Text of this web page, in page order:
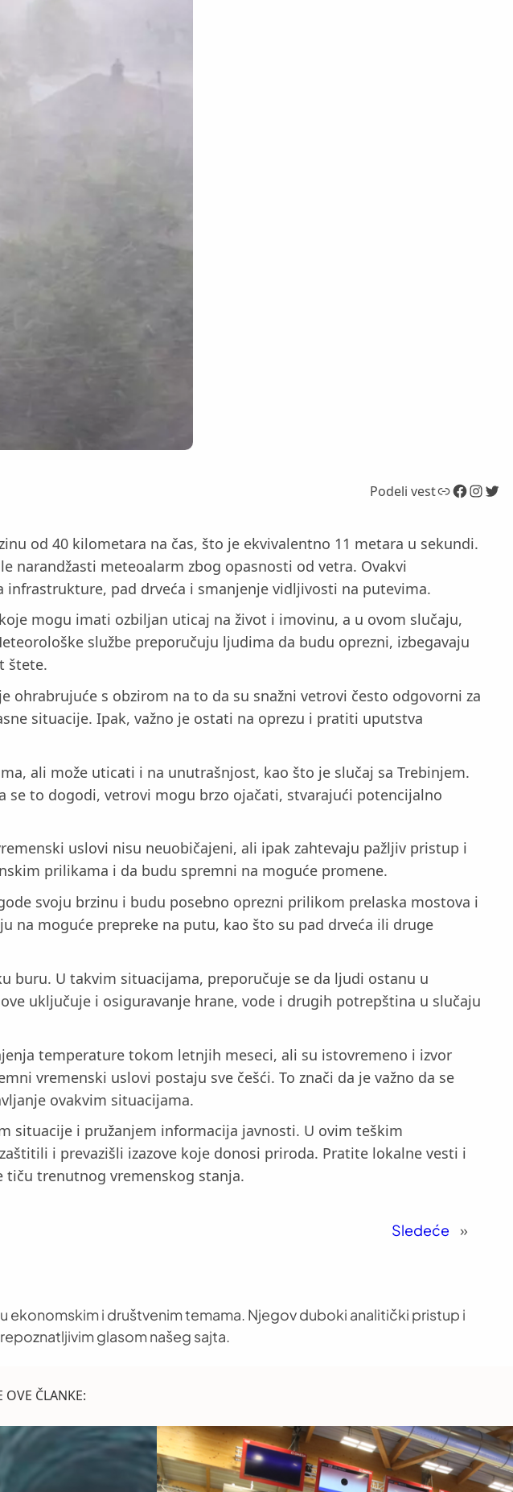
Podeli vestLink Facebook InstagramTwitter
od 40 kilometara na čas, što je ekvivalentno 11 metara u sekundi.
narandžasti meteoalarm zbog opasnosti od vetra. Ovakvi
pad drveća i smanjenje vidljivosti na putevima.
mogu imati ozbiljan uticaj na život i imovinu, a u ovom slučaju,
službe preporučuju ljudima da budu oprezni, izbegavaju
štete.
ohrabrujuće s obzirom na to da su snažni vetrovi često odgovorni za
situacije. Ipak, važno je ostati na oprezu i pratiti uputstva
ali može uticati i na unutrašnjost, kao što je slučaj sa Trebinjem.
se to dogodi, vetrovi mogu brzo ojačati, stvarajući potencijalno
uslovi nisu neuobičajeni, ali ipak zahtevaju pažljiv pristup i
prilikama i da budu spremni na moguće promene.
svoju brzinu i budu posebno oprezni prilikom prelaska mostova i
na moguće prepreke na putu, kao što su pad drveća ili druge
buru. U takvim situacijama, preporučuje se da ljudi ostanu u
uključuje i osiguravanje hrane, vode i drugih potrepština u slučaju
temperature tokom letnjih meseci, ali su istovremeno i izvor
vremenski uslovi postaju sve češći. To znači da je važno da se
ovakvim situacijama.
situacije i pružanjem informacija javnosti. U ovim teškim
i prevazišli izazove koje donosi priroda. Pratite lokalne vesti i
trenutnog vremenskog stanja.
Sledeće »
ekonomskim i društvenim temama. Njegov duboki analitički pristup i
glasom našeg sajta.
OVE ČLANKE: